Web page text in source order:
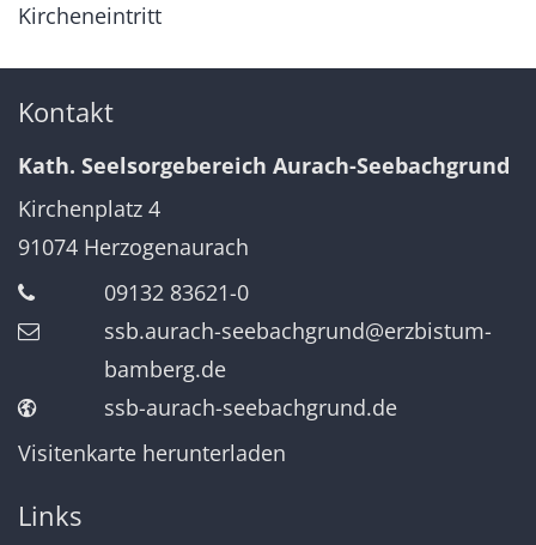
Kircheneintritt
Kontakt
Kath. Seelsorgebereich Aurach-Seebachgrund
Kirchenplatz 4
91074 Herzogenaurach
09132 83621-0
ssb.aurach-seebachgrund@erzbistum-
bamberg.de
ssb-aurach-seebachgrund.de
Visitenkarte herunterladen
Links